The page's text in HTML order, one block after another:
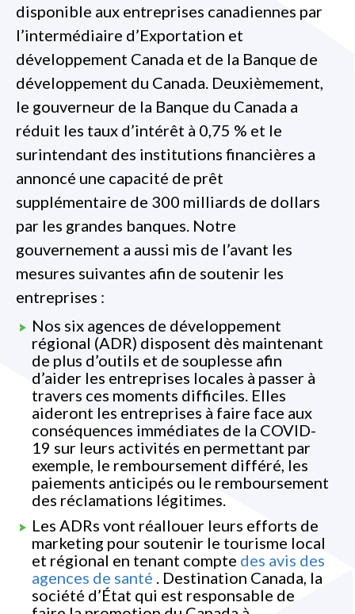
disponible aux entreprises canadiennes par
l’intermédiaire d’Exportation et
développement Canada et de la Banque de
développement du Canada. Deuxièmement,
le gouverneur de la Banque du Canada a
réduit les taux d’intérêt à 0,75 % et le
surintendant des institutions financières a
annoncé une capacité de prêt
supplémentaire de 300 milliards de dollars
par les grandes banques. Notre
gouvernement a aussi mis de l’avant les
mesures suivantes afin de soutenir les
entreprises :
Nos six agences de développement
régional (ADR) disposent dès maintenant
de plus d’outils et de souplesse afin
d’aider les entreprises locales à passer à
travers ces moments difficiles. Elles
aideront les entreprises à faire face aux
conséquences immédiates de la COVID-
19 sur leurs activités en permettant par
exemple, le remboursement différé, les
paiements anticipés ou le remboursement
des réclamations légitimes.
Les ADRs vont réallouer leurs efforts de
marketing pour soutenir le tourisme local
et régional en tenant compte des avis des
agences de santé . Destination Canada, la
société d’État qui est responsable de